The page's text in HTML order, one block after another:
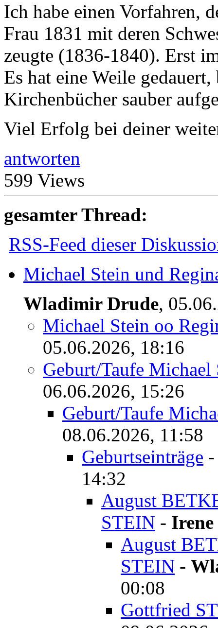
Ich habe einen Vorfahren,
Frau 1831 mit deren
zeugte (1836-1840). Erst
Es hat eine Weile
Kirchenbücher sauber
Viel Erfolg bei deiner
antworten
599 Views
gesamter Thread:
RSS-Feed dieser
Michael Stein und
Wladimir Drude,
Michael Stein oo
05.06.2026, 18:16
Geburt/Taufe
06.06.2026, 15:26
Geburt/Taufe
08.06.2026, 11:58
Geburtseinträge
14:32
August
STEIN -
August
STEIN -
00:08
Gottfried